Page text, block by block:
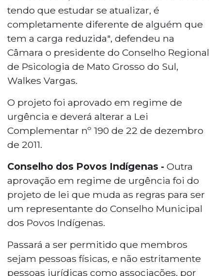
tendo que estudar se atualizar, é
completamente diferente de alguém que
tem a carga reduzida", defendeu na
Câmara o presidente do Conselho Regional
de Psicologia de Mato Grosso do Sul,
Walkes Vargas.
O projeto foi aprovado em regime de
urgência e deverá alterar a Lei
Complementar nº 190 de 22 de dezembro
de 2011.
Conselho dos Povos Indígenas - Outra
aprovação em regime de urgência foi do
projeto de lei que muda as regras para ser
um representante do Conselho Municipal
dos Povos Indígenas.
Passará a ser permitido que membros
sejam pessoas físicas, e não estritamente
pessoas jurídicas como associações, por